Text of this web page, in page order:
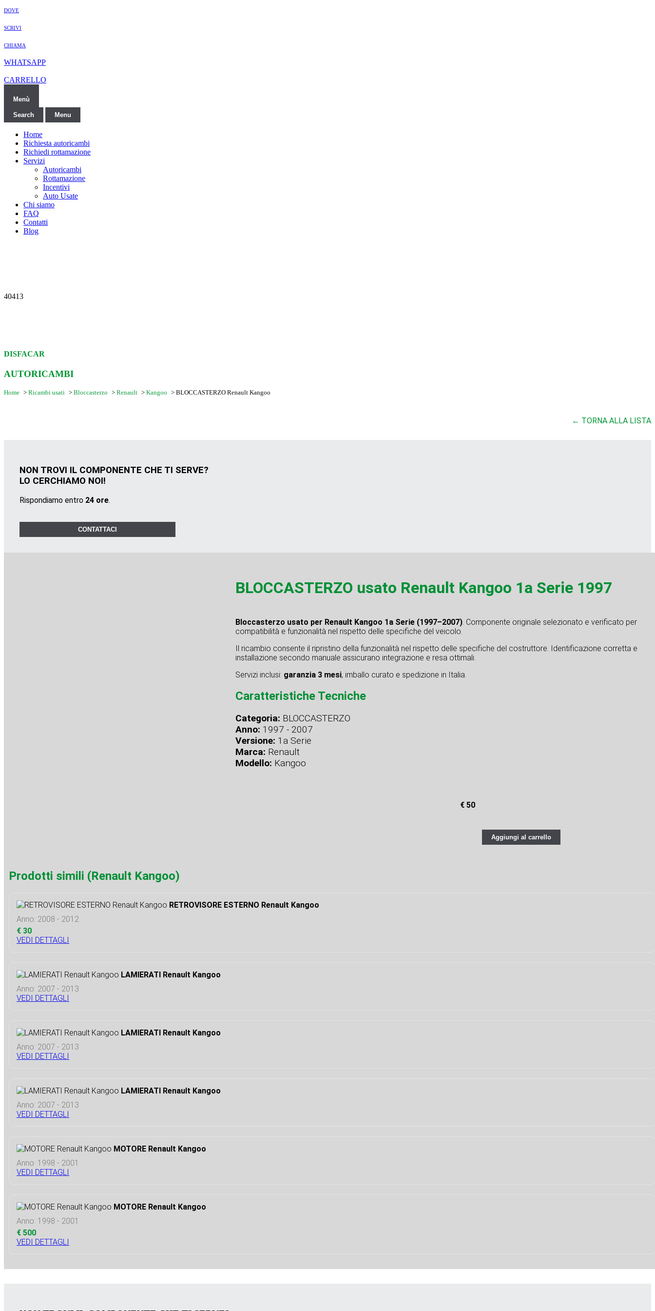
DOVE
SCRIVI
CHIAMA
WHATSAPP
CARRELLO
Menù
Search Menu
Home
Richiesta autoricambi
Richiedi rottamazione
Servizi
Autoricambi
Rottamazione
Incentivi
Auto Usate
Chi siamo
FAQ
Contatti
Blog
40413
DISFACAR
AUTORICAMBI
Home > Ricambi usati > Bloccasterzo > Renault > Kangoo > BLOCCASTERZO Renault Kangoo
← TORNA ALLA LISTA
NON TROVI IL COMPONENTE CHE TI SERVE?
LO CERCHIAMO NOI!
Rispondiamo entro 24 ore.
CONTATTACI
BLOCCASTERZO usato Renault Kangoo 1a Serie 1997
Bloccasterzo usato per Renault Kangoo 1a Serie (1997–2007). Componente originale selezionato e verificato per
compatibilità e funzionalità nel rispetto delle specifiche del veicolo.
Il ricambio consente il ripristino della funzionalità nel rispetto delle specifiche del costruttore. Identificazione corretta e
installazione secondo manuale assicurano integrazione e resa ottimali.
Servizi inclusi: garanzia 3 mesi, imballo curato e spedizione in Italia.
Caratteristiche Tecniche
Categoria: BLOCCASTERZO
Anno: 1997 - 2007
Versione: 1a Serie
Marca: Renault
Modello: Kangoo
€ 50
Aggiungi al carrello
Prodotti simili (Renault Kangoo)
RETROVISORE ESTERNO Renault Kangoo
Anno: 2008 - 2012
€ 30
VEDI DETTAGLI
LAMIERATI Renault Kangoo
Anno: 2007 - 2013
VEDI DETTAGLI
LAMIERATI Renault Kangoo
Anno: 2007 - 2013
VEDI DETTAGLI
LAMIERATI Renault Kangoo
Anno: 2007 - 2013
VEDI DETTAGLI
MOTORE Renault Kangoo
Anno: 1998 - 2001
VEDI DETTAGLI
MOTORE Renault Kangoo
Anno: 1998 - 2001
€ 500
VEDI DETTAGLI